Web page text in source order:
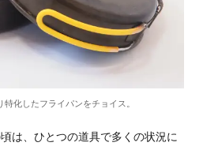
化したフライパンをチョイス。
は、ひとつの道具で多くの状況に